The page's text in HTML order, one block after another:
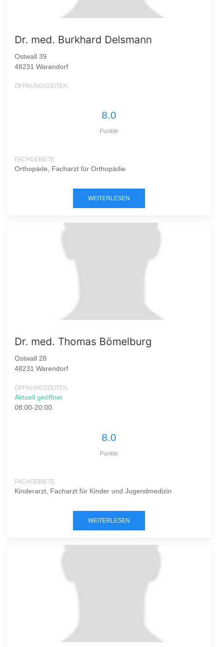
Dr. med. Burkhard Delsmann
Ostwall 39
48231 Warendorf
ÖFFNUNGSZEITEN
8.0
Punkte
FACHGEBIETE
Orthopäde, Facharzt für Orthopädie
WEITERLESEN
Dr. med. Thomas Bömelburg
Ostwall 28
48231 Warendorf
ÖFFNUNGSZEITEN
Aktuell geöffnet
08:00-20:00
8.0
Punkte
FACHGEBIETE
Kinderarzt, Facharzt für Kinder und Jugendmedizin
WEITERLESEN